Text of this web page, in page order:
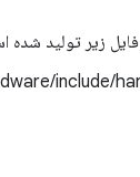
زیر تولید شده
include/